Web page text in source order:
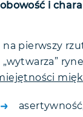
i
na pierwszy
„wytwarza”